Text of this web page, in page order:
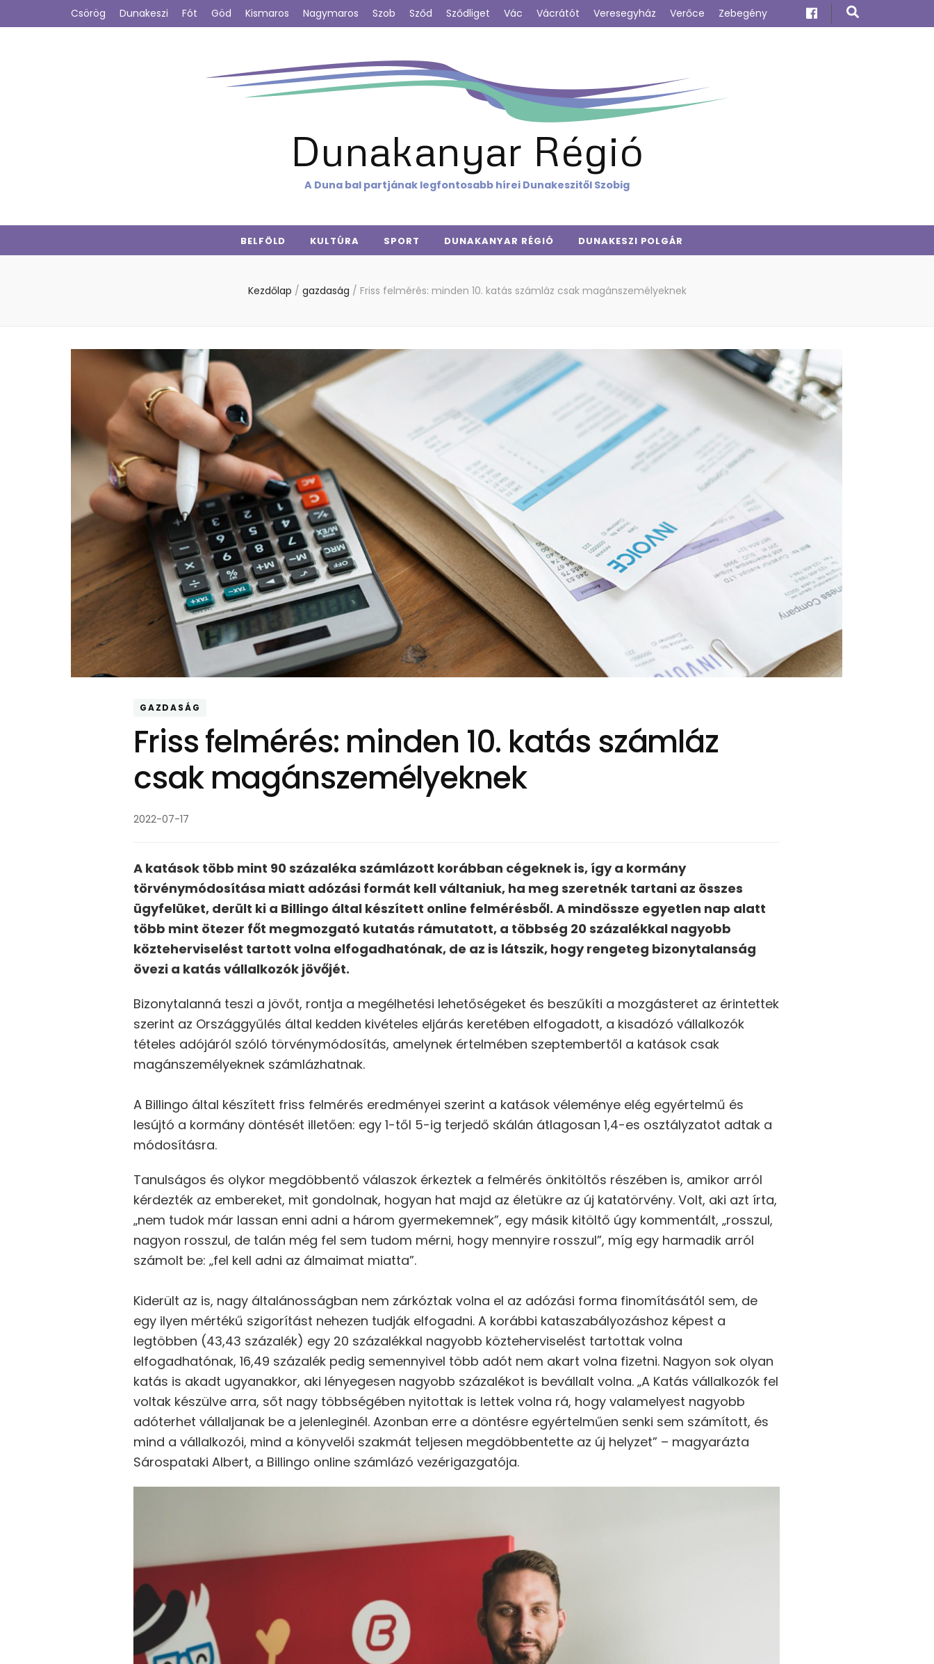
Csörög Dunakeszi Fót Göd Kismaros Nagymaros Szob Sződ Sződliget Vác Vácrátót Veresegyház Verőce Zebegény
Dunakanyar Régió
A Duna bal partjának legfontosabb hírei Dunakeszitől Szobig
BELFÖLD KULTÚRA SPORT DUNAKANYAR RÉGIÓ DUNAKESZI POLGÁR
Kezdőlap / gazdaság / Friss felmérés: minden 10. katás számláz csak magánszemélyeknek
GAZDASÁG
Friss felmérés: minden 10. katás számláz
csak magánszemélyeknek
2022-07-17
A katások több mint 90 százaléka számlázott korábban cégeknek is, így a kormány
törvénymódosítása miatt adózási formát kell váltaniuk, ha meg szeretnék tartani az összes
ügyfelüket, derült ki a Billingo által készített online felmérésből. A mindössze egyetlen nap alatt
több mint ötezer főt megmozgató kutatás rámutatott, a többség 20 százalékkal nagyobb
közteherviselést tartott volna elfogadhatónak, de az is látszik, hogy rengeteg bizonytalanság
övezi a katás vállalkozók jövőjét.
Bizonytalanná teszi a jövőt, rontja a megélhetési lehetőségeket és beszűkíti a mozgásteret az érintettek
szerint az Országgyűlés által kedden kivételes eljárás keretében elfogadott, a kisadózó vállalkozók
tételes adójáról szóló törvénymódosítás, amelynek értelmében szeptembertől a katások csak
magánszemélyeknek számlázhatnak.
A Billingo által készített friss felmérés eredményei szerint a katások véleménye elég egyértelmű és
lesújtó a kormány döntését illetően: egy 1-től 5-ig terjedő skálán átlagosan 1,4-es osztályzatot adtak a
módosításra.
Tanulságos és olykor megdöbbentő válaszok érkeztek a felmérés önkitöltős részében is, amikor arról
kérdezték az embereket, mit gondolnak, hogyan hat majd az életükre az új katatörvény. Volt, aki azt írta,
„nem tudok már lassan enni adni a három gyermekemnek”, egy másik kitöltő úgy kommentált, „rosszul,
nagyon rosszul, de talán még fel sem tudom mérni, hogy mennyire rosszul”, míg egy harmadik arról
számolt be: „fel kell adni az álmaimat miatta”.
Kiderült az is, nagy általánosságban nem zárkóztak volna el az adózási forma finomításától sem, de
egy ilyen mértékű szigorítást nehezen tudják elfogadni. A korábbi kataszabályozáshoz képest a
legtöbben (43,43 százalék) egy 20 százalékkal nagyobb közteherviselést tartottak volna
elfogadhatónak, 16,49 százalék pedig semennyivel több adót nem akart volna fizetni. Nagyon sok olyan
katás is akadt ugyanakkor, aki lényegesen nagyobb százalékot is bevállalt volna. „A Katás vállalkozók fel
voltak készülve arra, sőt nagy többségében nyitottak is lettek volna rá, hogy valamelyest nagyobb
adóterhet vállaljanak be a jelenleginél. Azonban erre a döntésre egyértelműen senki sem számított, és
mind a vállalkozói, mind a könyvelői szakmát teljesen megdöbbentette az új helyzet” – magyarázta
Sárospataki Albert, a Billingo online számlázó vezérigazgatója.